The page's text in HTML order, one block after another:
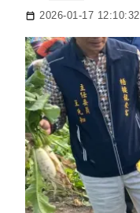
2026-01-17 12:10:32